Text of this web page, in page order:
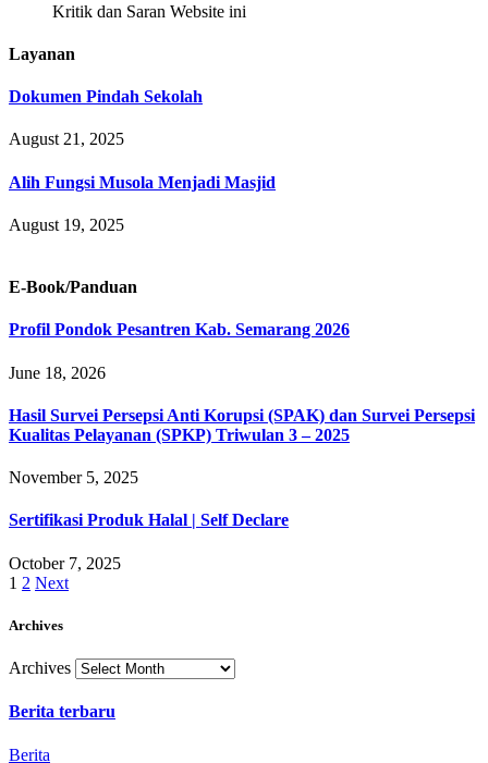
Kritik dan Saran Website ini
Layanan
Dokumen Pindah Sekolah
August 21, 2025
Alih Fungsi Musola Menjadi Masjid
August 19, 2025
E-Book/Panduan
Profil Pondok Pesantren Kab. Semarang 2026
June 18, 2026
Hasil Survei Persepsi Anti Korupsi (SPAK) dan Survei Persepsi
Kualitas Pelayanan (SPKP) Triwulan 3 – 2025
November 5, 2025
Sertifikasi Produk Halal | Self Declare
October 7, 2025
1 2 Next
Archives
Archives
Berita terbaru
Berita